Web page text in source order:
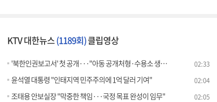
KTV 대한뉴스(1189회)클립영상
'북한인권보고서' 첫 공개···"아동 공개처형·수용소 생체실험" 02:33
윤석열 대통령 "인태지역 민주주의에 1억 달러 기여" 02:04
조태용 안보실장 "막중한 책임···국정 목표 완성이 임무" 02:05